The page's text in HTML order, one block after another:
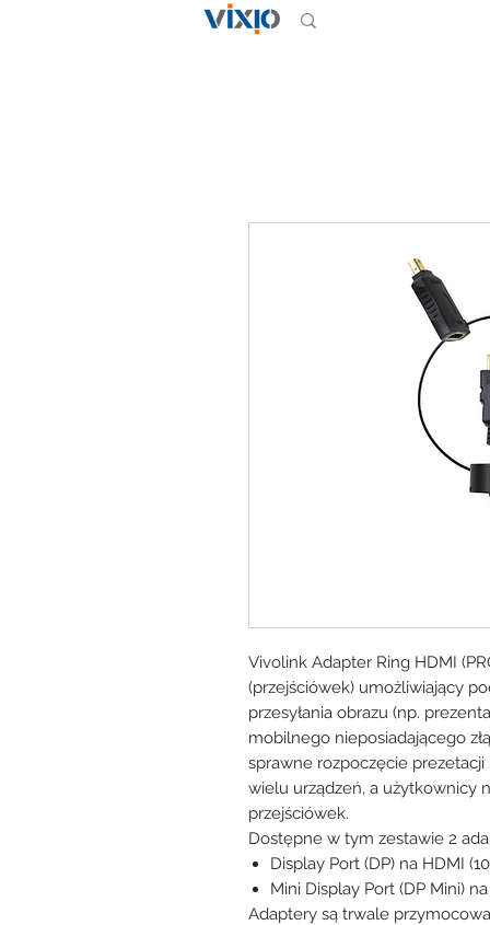
Vivolink Adapter Ring HDMI
(przejściówek) umożliwiający
przesyłania obrazu (np.
mobilnego nieposiadającego
sprawne rozpoczęcie
wielu urządzeń, a użytkownicy
przejściówek.
Dostępne w tym zestawie 2
Display Port (DP) na HDMI
Mini Display Port (DP Mini)
Adaptery są trwale